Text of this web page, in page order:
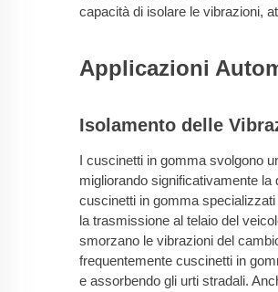
capacità di isolare le vibrazioni,
Applicazioni
Isolamento delle
I cuscinetti in gomma svolgono
migliorando significativamente
cuscinetti in gomma
la trasmissione al telaio del
smorzano le vibrazioni del
frequentemente cuscinetti in
e assorbendo gli urti stradali.